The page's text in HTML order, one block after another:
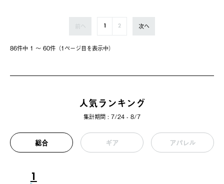
86件中 1 〜 60件（1ページ⽬を表⽰中）
前へ 1 2 次へ
人気ランキング
集計期間 : 7/24 - 8/7
総合 ギア アパレル
1